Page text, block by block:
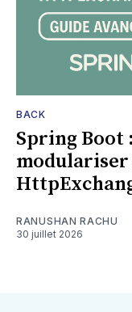
BACK
Spring
modulariser
RANUSHAN RACHU
30 juillet 2026